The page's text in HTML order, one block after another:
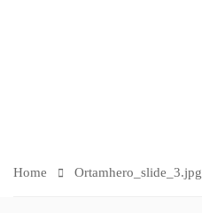
Home Ortamhero_slide_3.jpg